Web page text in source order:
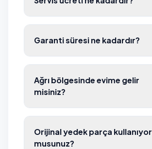
Garanti süresi ne kadardır?
Ağrı bölgesinde evime gelir
misiniz?
Orijinal yedek parça kullanıyor
musunuz?